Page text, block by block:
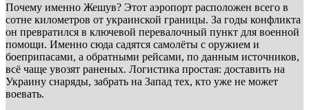
Почему именно Жешув? Этот аэропорт расположен всего в
сотне километров от украинской границы. За годы конфликта
он превратился в ключевой перевалочный пункт для военной
помощи. Именно сюда садятся самолёты с оружием и
боеприпасами, а обратными рейсами, по данным источников,
всё чаще увозят раненых. Логистика простая: доставить на
Украину снаряды, забрать на Запад тех, кто уже не может
воевать.